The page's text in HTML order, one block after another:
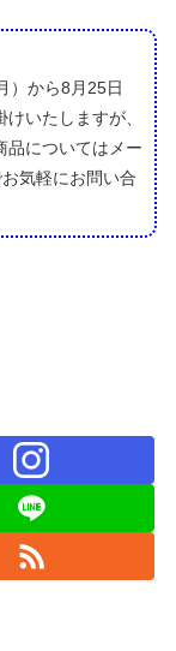
）から8月25日
いたしますが、
品についてはメー
お気軽にお問い合